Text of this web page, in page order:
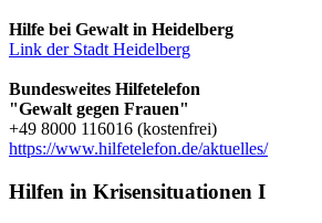
Hilfe bei Gewalt in Heidelberg
Link der Stadt Heidelberg
Bundesweites Hilfetelefon
"Gewalt gegen Frauen"
+49 8000 116016 (kostenfrei)
https://www.hilfetelefon.de/aktuelles/
Hilfen in Krisensituationen I